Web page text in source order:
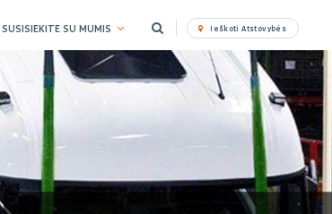
SUSISIEKITE SU MUMIS Ieškoti Atstovybės